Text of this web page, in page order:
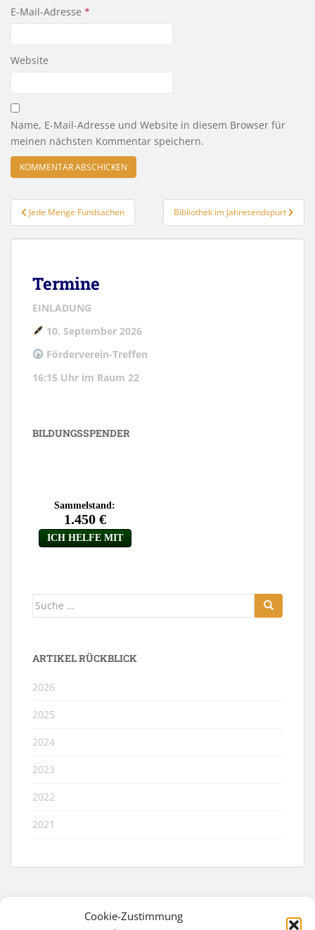
Cookie-Zustimmung
E-Mail-Adresse *
Website
Name, E-Mail-Adresse und Website in diesem Browser für
meinen nächsten Kommentar speichern.
Beitragsnavigation
Jede Menge Fundsachen Bibliothek im Jahresendspurt
Termine
EINLADUNG
10. September 2026
Förderverein-Treffen
16:15 Uhr im Raum 22
BILDUNGSSPENDER
Suche
ARTIKEL RÜCKBLICK
2026
2025
2024
2023
2022
2021